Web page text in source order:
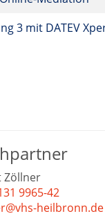
3 mit DATEV
Zöllner
9965-42
heilbronn.de